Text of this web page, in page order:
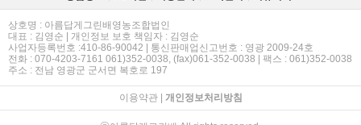
상호명 : 아름답게그린배영농조합법인
대표 : 김영순 | 개인정보 보호 책임자 : 김영순
사업자등록번호 :410-86-90042 | 통신판매업신고번호 : 영광 2009-24호
전화 : 070-4203-7161 061)352-0038, (fax)061-352-0038 | 팩스 : 061)352-0038
주소 : 전남 영광군 군서면 복호로 197
이용약관| 개인정보처리방침